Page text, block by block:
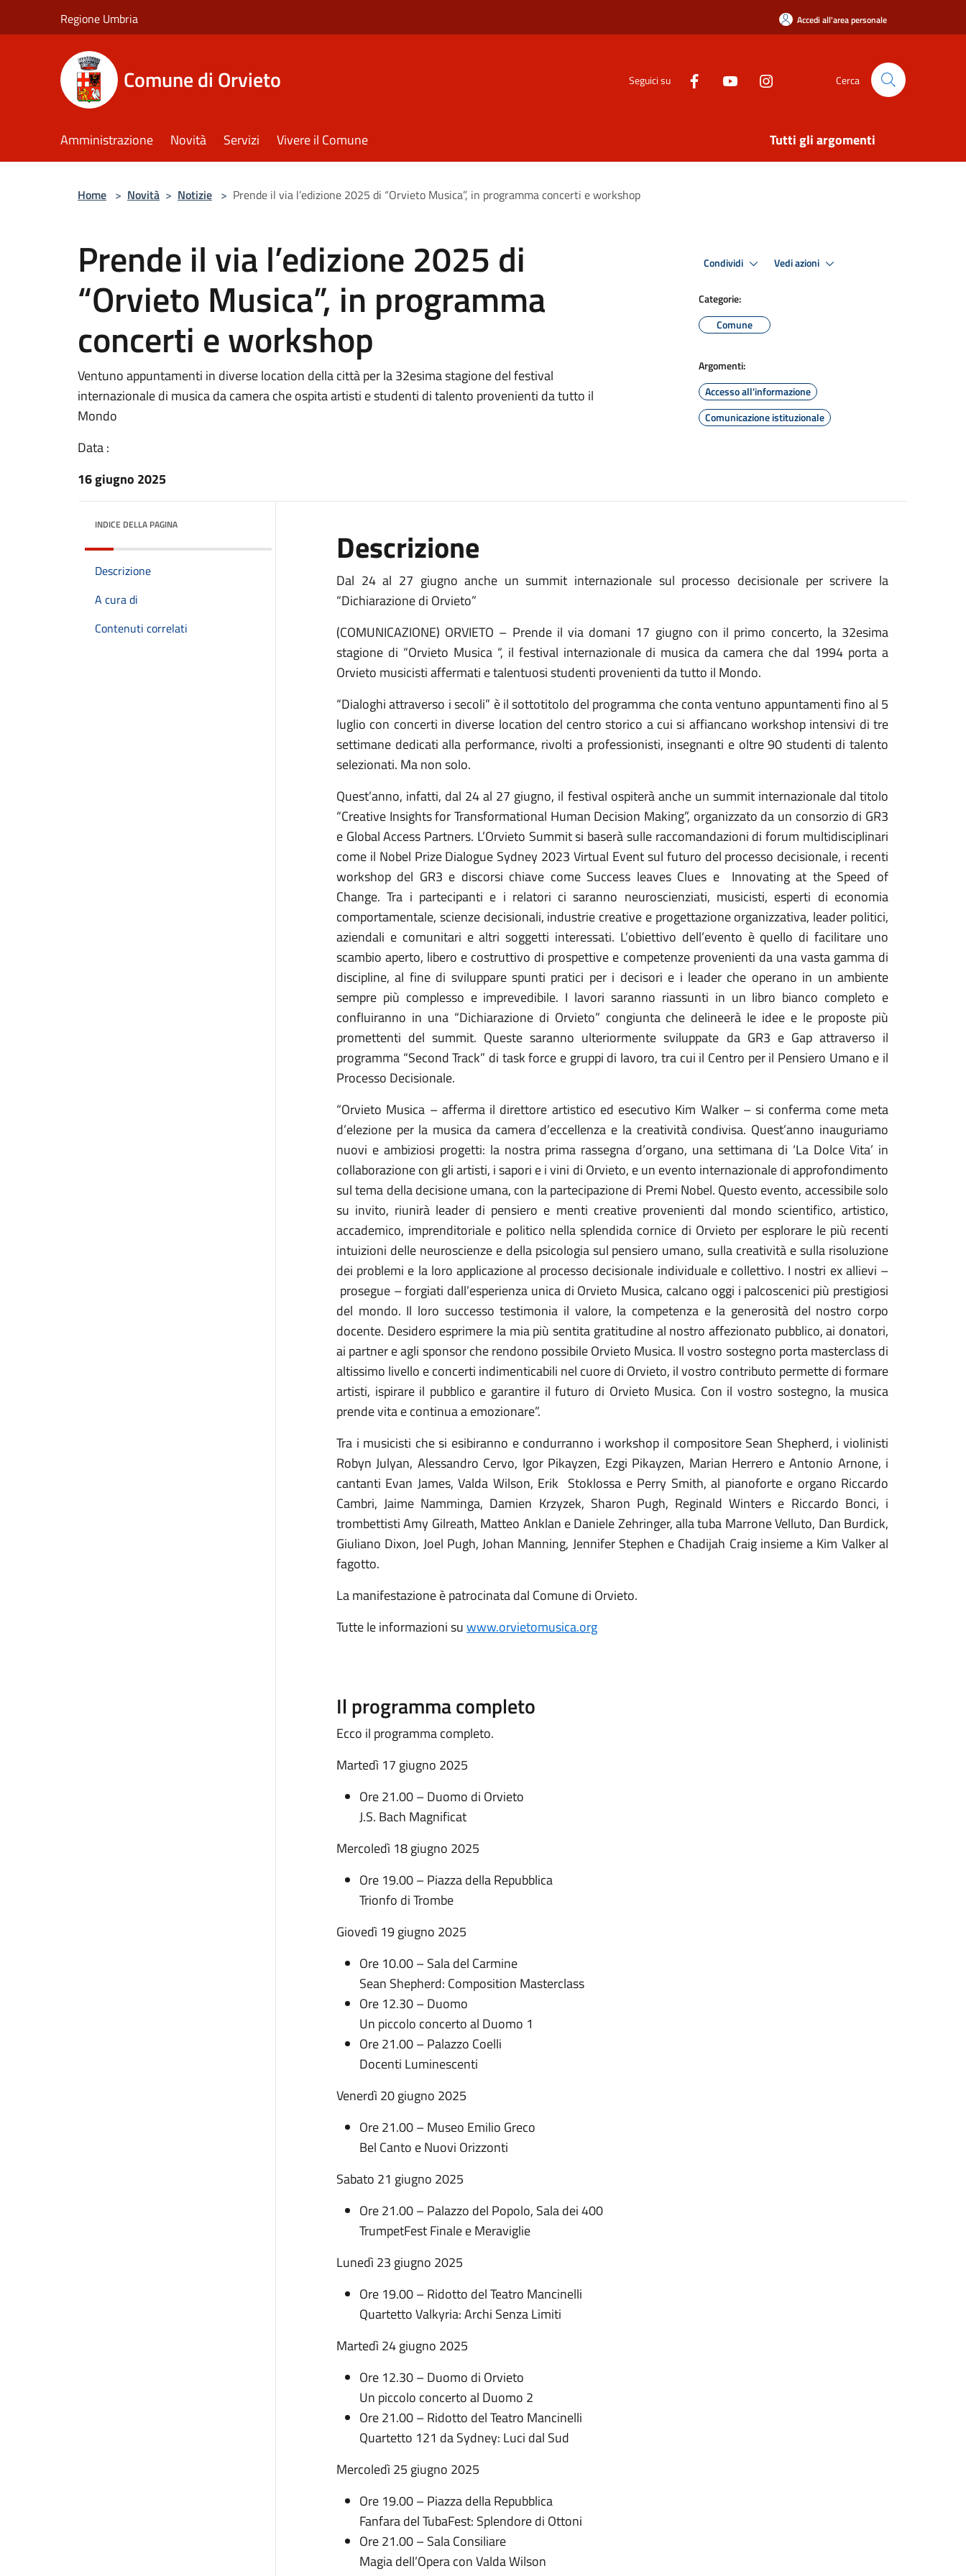
Regione Umbria Accedi all'area personale
Comune di Orvieto Seguici su Cerca
Amministrazione Novità Servizi Vivere il Comune Tutti gli argomenti
Home > Novità > Notizie > Prende il via l’edizione 2025 di “Orvieto Musica”, in programma concerti e workshop
Prende il via l’edizione 2025 di
“Orvieto Musica”, in programma
concerti e workshop
Ventuno appuntamenti in diverse location della città per la 32esima stagione del festival
internazionale di musica da camera che ospita artisti e studenti di talento provenienti da tutto il
Mondo
Data :
16 giugno 2025
Condividi Vedi azioni
Categorie:
Comune
Argomenti:
Accesso all'informazione
Comunicazione istituzionale
INDICE DELLA PAGINA
Descrizione
A cura di
Contenuti correlati
Descrizione
Dal 24 al 27 giugno anche un summit internazionale sul processo decisionale per scrivere la
“Dichiarazione di Orvieto”
(COMUNICAZIONE) ORVIETO – Prende il via domani 17 giugno con il primo concerto, la 32esima
stagione di “Orvieto Musica “, il festival internazionale di musica da camera che dal 1994 porta a
Orvieto musicisti affermati e talentuosi studenti provenienti da tutto il Mondo.
“Dialoghi attraverso i secoli” è il sottotitolo del programma che conta ventuno appuntamenti fino al 5
luglio con concerti in diverse location del centro storico a cui si affiancanoworkshop intensivi di tre
settimane dedicati alla performance, rivolti a professionisti, insegnanti e oltre 90 studenti di talento
selezionati. Ma non solo.
Quest’anno, infatti, dal 24 al 27 giugno, il festival ospiterà anche un summit internazionale dal titolo
“Creative Insights for Transformational Human Decision Making”, organizzato da un consorzio di GR3
e Global Access Partners. L’Orvieto Summit si baserà sulle raccomandazioni di forum multidisciplinari
come il Nobel Prize Dialogue Sydney 2023 Virtual Event sul futuro del processo decisionale, i recenti
workshop del GR3 e discorsi chiave come Success leaves Clues e Innovating at the Speed ​​of
Change. Tra i partecipanti e i relatori ci saranno neuroscienziati, musicisti, esperti di economia
comportamentale, scienze decisionali, industrie creative e progettazione organizzativa, leader politici,
aziendali e comunitari e altri soggetti interessati. L’obiettivo dell’evento è quello di facilitare uno
scambio aperto, libero e costruttivo di prospettive e competenze provenienti da una vasta gamma di
discipline, al fine di sviluppare spunti pratici per i decisori e i leader che operano in un ambiente
sempre più complesso e imprevedibile. I lavori saranno riassunti in un libro bianco completo e
confluiranno in una “Dichiarazione di Orvieto” congiunta che delineerà le idee e le proposte più
promettenti del summit. Queste saranno ulteriormente sviluppate da GR3 e Gap attraverso il
programma “Second Track” di task force e gruppi di lavoro, tra cui il Centro per il Pensiero Umano e il
Processo Decisionale.
“Orvieto Musica – afferma il direttore artistico ed esecutivo Kim Walker – si conferma come meta
d’elezione per la musica da camera d’eccellenza e la creatività condivisa. Quest’anno inauguriamo
nuovi e ambiziosi progetti: la nostra prima rassegna d’organo, una settimana di ‘La Dolce Vita’ in
collaborazione con gli artisti, i sapori e i vini di Orvieto, e un evento internazionale di approfondimento
sul tema della decisione umana, con la partecipazione di Premi Nobel. Questo evento, accessibile solo
su invito, riunirà leader di pensiero e menti creative provenienti dal mondo scientifico, artistico,
accademico, imprenditoriale e politico nella splendida cornice di Orvieto per esplorare le più recenti
intuizioni delle neuroscienze e della psicologia sul pensiero umano, sulla creatività e sulla risoluzione
dei problemi e la loro applicazione al processo decisionale individuale e collettivo. I nostri ex allievi –
prosegue – forgiati dall’esperienza unica di Orvieto Musica, calcano oggi i palcoscenici più prestigiosi
del mondo. Il loro successo testimonia il valore, la competenza e la generosità del nostro corpo
docente. Desidero esprimere la mia più sentita gratitudine al nostro affezionato pubblico, ai donatori,
ai partner e agli sponsor che rendono possibile Orvieto Musica. Il vostro sostegno porta masterclass di
altissimo livello e concerti indimenticabili nel cuore di Orvieto, il vostro contributo permette di formare
artisti, ispirare il pubblico e garantire il futuro di Orvieto Musica. Con il vostro sostegno, la musica
prende vita e continua a emozionare”.
Tra i musicisti che si esibiranno e condurranno i workshop il compositore Sean Shepherd, i violinisti
Robyn Julyan, Alessandro Cervo, Igor Pikayzen, Ezgi Pikayzen, Marian Herrero e Antonio Arnone, i
cantanti Evan James, Valda Wilson, Erik Stoklossa e Perry Smith, al pianoforte e organo Riccardo
Cambri, Jaime Namminga, Damien Krzyzek, Sharon Pugh, Reginald Winters e Riccardo Bonci, i
trombettisti Amy Gilreath, Matteo Anklan e Daniele Zehringer, alla tuba Marrone Velluto, Dan Burdick,
Giuliano Dixon, Joel Pugh, Johan Manning, Jennifer Stephen e Chadijah Craig insieme a Kim Valker al
fagotto.
La manifestazione è patrocinata dal Comune di Orvieto.
Tutte le informazioni suwww.orvietomusica.org
Il programma completo
Ecco il programma completo.
Martedì 17 giugno 2025
Ore 21.00 – Duomo di Orvieto
J.S. Bach Magnificat
Mercoledì 18 giugno 2025
Ore 19.00 – Piazza della Repubblica
Trionfo di Trombe
Giovedì 19 giugno 2025
Ore 10.00 – Sala del Carmine
Sean Shepherd: Composition Masterclass
Ore 12.30 – Duomo
Un piccolo concerto al Duomo 1
Ore 21.00 – Palazzo Coelli
Docenti Luminescenti
Venerdì 20 giugno 2025
Ore 21.00 – Museo Emilio Greco
Bel Canto e Nuovi Orizzonti
Sabato 21 giugno 2025
Ore 21.00 – Palazzo del Popolo, Sala dei 400
TrumpetFest Finale e Meraviglie
Lunedì 23 giugno 2025
Ore 19.00 – Ridotto del Teatro Mancinelli
Quartetto Valkyria: Archi Senza Limiti
Martedì 24 giugno 2025
Ore 12.30 – Duomo di Orvieto
Un piccolo concerto al Duomo 2
Ore 21.00 – Ridotto del Teatro Mancinelli
Quartetto 121 da Sydney: Luci dal Sud
Mercoledì 25 giugno 2025
Ore 19.00 – Piazza della Repubblica
Fanfara del TubaFest: Splendore di Ottoni
Ore 21.00 – Sala Consiliare
Magia dell’Opera con Valda Wilson